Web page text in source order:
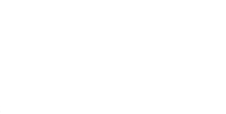
，將魚油直接擠出至食物上
離兒童及寵物。